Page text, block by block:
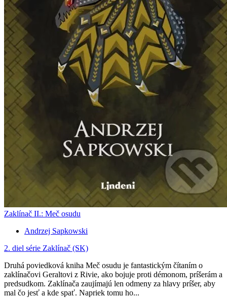
Zaklínač II.: Meč osudu
Andrzej Sapkowski
2. diel série Zaklínač (SK)
Druhá poviedková kniha Meč osudu je fantastickým čítaním o
zaklínačovi Geraltovi z Rivie, ako bojuje proti démonom, príšerám a
predsudkom. Zaklínača zaujímajú len odmeny za hlavy príšer, aby
mal čo jesť a kde spať. Napriek tomu ho...